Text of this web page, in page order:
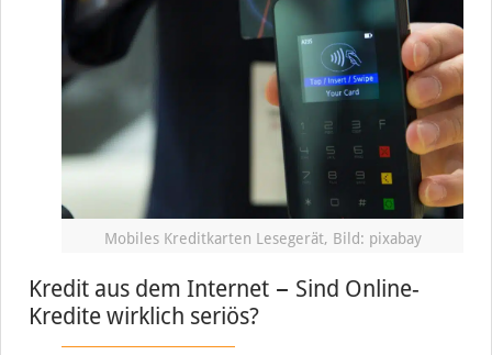
Mobiles Kreditkarten Lesegerät, Bild: pixabay
Kredit aus dem Internet − Sind Online-
Kredite wirklich seriös?